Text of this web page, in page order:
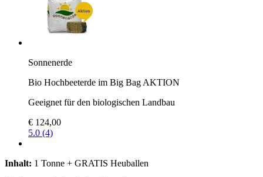
Sonnenerde
Bio Hochbeeterde im Big Bag AKTION
Geeignet für den biologischen Landbau
€ 124,00
5.0 (4)
Inhalt: 1 Tonne + GRATIS Heuballen